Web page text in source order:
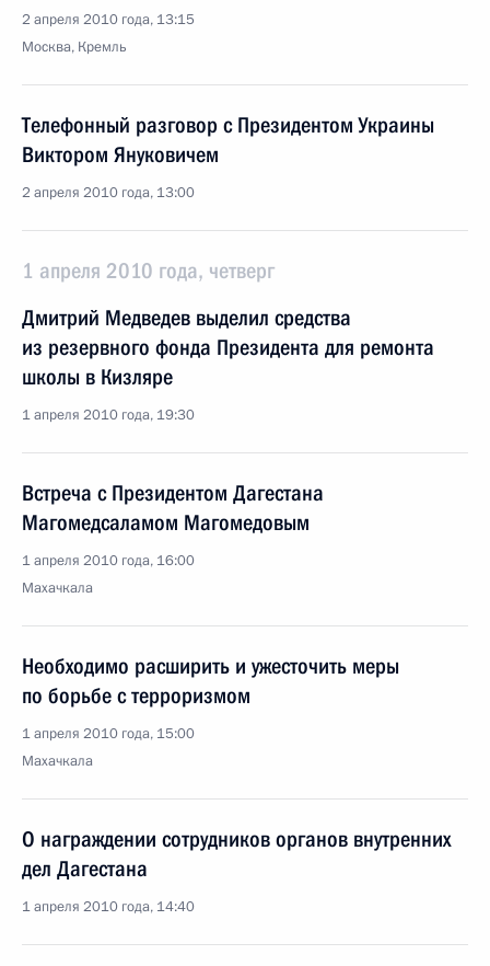
2 апреля 2010 года, 13:15
Москва, Кремль
Телефонный разговор с Президентом Украины
Виктором Януковичем
2 апреля 2010 года, 13:00
1 апреля 2010 года, четверг
Дмитрий Медведев выделил средства
из резервного фонда Президента для ремонта
школы в Кизляре
1 апреля 2010 года, 19:30
Встреча с Президентом Дагестана
Магомедсаламом Магомедовым
1 апреля 2010 года, 16:00
Махачкала
Необходимо расширить и ужесточить меры
по борьбе с терроризмом
1 апреля 2010 года, 15:00
Махачкала
О награждении сотрудников органов внутренних
дел Дагестана
1 апреля 2010 года, 14:40